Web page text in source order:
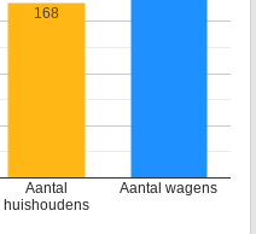
Aantal
huishoudens
Aantal wagens
168